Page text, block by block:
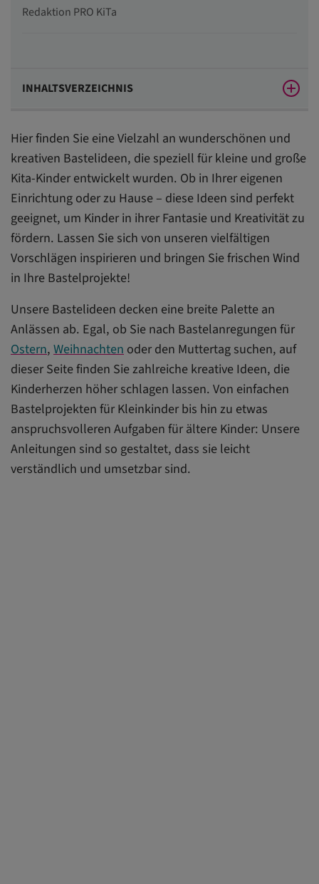
Redaktion PRO KiTa
INHALTSVERZEICHNIS
unverzichtbar ist
Tierische Bastelprojekte: Kreativität und
Naturverständnis im Kita-Alltag fördern
Saisonale Bastelprojekte: Feste feiern und Traditionen
erleben
Kreativität ohne Budget: Basteln mit Alltagsmaterialien
Checkliste: Sicher Basteln mit Kleinkindern
Tiere basteln mit verschiedenen Materialien
Hier finden Sie eine Vielzahl an wunderschönen und
kreativen Bastelideen, die speziell für kleine und große
Kita-Kinder entwickelt wurden. Ob in Ihrer eigenen
Einrichtung oder zu Hause – diese Ideen sind perfekt
geeignet, um Kinder in ihrer Fantasie und Kreativität zu
fördern. Lassen Sie sich von unseren vielfältigen
Vorschlägen inspirieren und bringen Sie frischen Wind
in Ihre Bastelprojekte!
Unsere Bastelideen decken eine breite Palette an
Anlässen ab. Egal, ob Sie nach Bastelanregungen für
Ostern,Weihnachtenoder den Muttertag suchen, auf
dieser Seite finden Sie zahlreiche kreative Ideen, die
Kinderherzen höher schlagen lassen. Von einfachen
Bastelprojekten für Kleinkinder bis hin zu etwas
anspruchsvolleren Aufgaben für ältere Kinder: Unsere
Anleitungen sind so gestaltet, dass sie leicht
verständlich und umsetzbar sind.